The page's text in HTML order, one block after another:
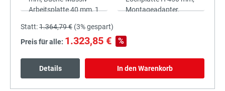
Statt:1.364,79 € (3%gespart)
Preis für alle: 1.323,85 € %
Details In den Warenkorb